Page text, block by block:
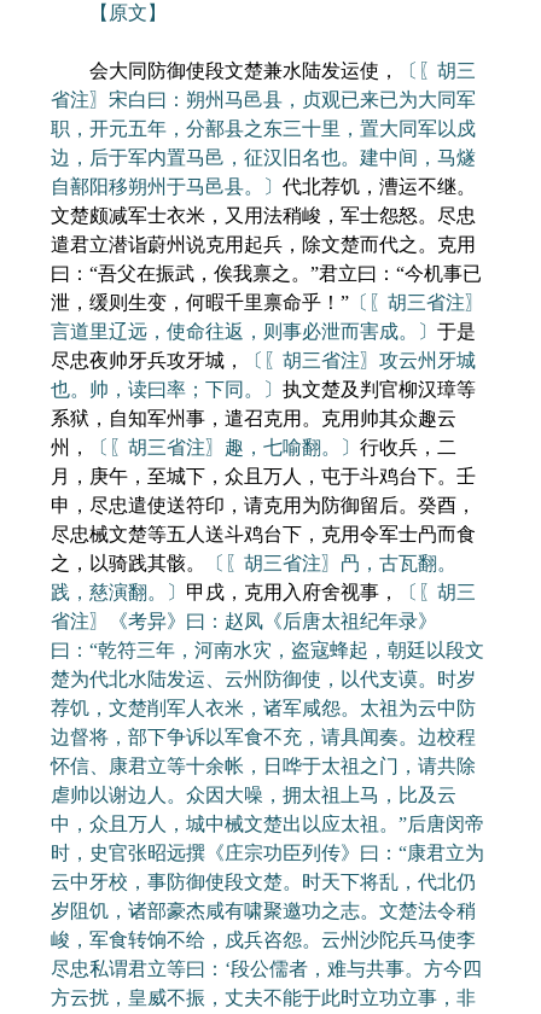
【原文】
会大同防御使段文楚兼水陆发运使，
〔〖胡三
省注〗宋白曰：朔州马邑县，贞观已来已为大同军
职，开元五年，分鄯县之东三十里，置大同军以戍
边，后于军内置马邑，征汉旧名也。建中间，马燧
自鄯阳移朔州于马邑县。〕 代北荐饥，漕运不继。
文楚颇减军士衣米，又用法稍峻，军士怨怒。尽忠
遣君立潜诣蔚州说克用起兵，除文楚而代之。克用
曰：“吾父在振武，俟我禀之。”君立曰：“今机事已
泄，缓则生变，何暇千里禀命乎！” 〔〖胡三省注〗
言道里辽远，使命往返，则事必泄而害成。〕 于是
尽忠夜帅牙兵攻牙城，
〔〖胡三省注〗攻云州牙城
也。帅，读曰率；下同。〕 执文楚及判官柳汉璋等
系狱，自知军州事，遣召克用。克用帅其众趣云
州，
〔〖胡三省注〗趣，七喻翻。〕 行收兵，二
月，庚午，至城下，众且万人，屯于斗鸡台下。壬
申，尽忠遣使送符印，请克用为防御留后。癸酉，
尽忠械文楚等五人送斗鸡台下，克用令军士冎而食
之，以骑践其骸。
〔〖胡三省注〗冎，古瓦翻。
践，慈演翻。〕 甲戌，克用入府舍视事，
〔〖胡三
省注〗《考异》曰：赵凤《后唐太祖纪年录》
曰：“乾符三年，河南水灾，盗寇蜂起，朝廷以段文
楚为代北水陆发运、云州防御使，以代支谟。时岁
荐饥，文楚削军人衣米，诸军咸怨。太祖为云中防
边督将，部下争诉以军食不充，请具闻奏。边校程
怀信、康君立等十余帐，日哗于太祖之门，请共除
虐帅以谢边人。众因大噪，拥太祖上马，比及云
中，众且万人，城中械文楚出以应太祖。”后唐闵帝
时，史官张昭远撰《庄宗功臣列传》曰：“康君立为
云中牙校，事防御使段文楚。时天下将乱，代北仍
岁阻饥，诸部豪杰咸有啸聚邀功之志。文楚法令稍
峻，军食转饷不给，戍兵咨怨。云州沙陀兵马使李
尽忠私谓君立等曰：‘段公儒者，难与共事。方今四
方云扰，皇威不振，丈夫不能于此时立功立事，非